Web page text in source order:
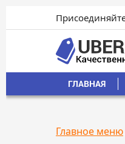
ГЛАВНАЯ
Главное меню